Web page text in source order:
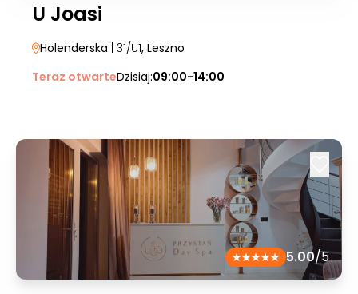
U Joasi
Holenderska | 31/U1, Leszno
Teraz otwarteDzisiaj:09:00-14:00
5.00/5